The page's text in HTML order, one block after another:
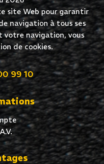
site Web pour garantir
navigation à tous ses
votre navigation, vous
de cookies.
99 10